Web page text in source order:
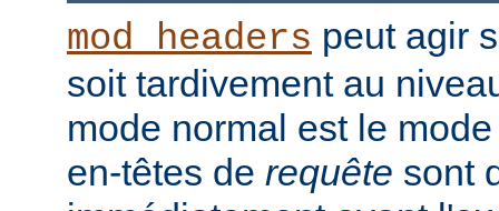
mod_headers peut agir
soit tardivement au
mode normal est le
en-têtes de requête sont